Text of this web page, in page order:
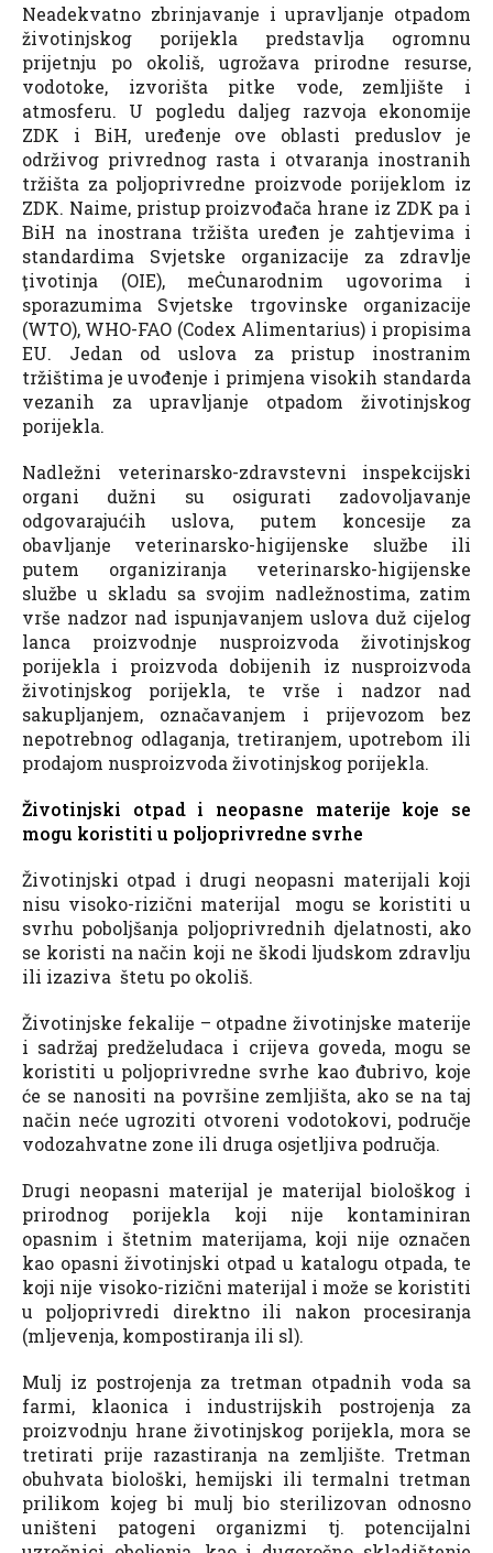
Neadekvatno zbrinjavanje i upravljanje otpadom
životinjskog porijekla predstavlja ogromnu
prijetnju po okoliš, ugrožava prirodne resurse,
vodotoke, izvorišta pitke vode, zemljište i
atmosferu. U pogledu daljeg razvoja ekonomije
ZDK i BiH, uređenje ove oblasti preduslov je
održivog privrednog rasta i otvaranja inostranih
tržišta za poljoprivredne proizvode porijeklom iz
ZDK. Naime, pristup proizvođača hrane iz ZDK pa i
BiH na inostrana tržišta uređen je zahtjevima i
standardima Svjetske organizacije za zdravlje
ţivotinja (OIE), meĊunarodnim ugovorima i
sporazumima Svjetske trgovinske organizacije
(WTO), WHO-FAO (Codex Alimentarius) i propisima
EU. Jedan od uslova za pristup inostranim
tržištima je uvođenje i primjena visokih standarda
vezanih za upravljanje otpadom životinjskog
porijekla.
Nadležni veterinarsko-zdravstevni inspekcijski
organi dužni su osigurati zadovoljavanje
odgovarajućih uslova, putem koncesije za
obavljanje veterinarsko-higijenske službe ili
putem organiziranja veterinarsko-higijenske
službe u skladu sa svojim nadležnostima, zatim
vrše nadzor nad ispunjavanjem uslova duž cijelog
lanca proizvodnje nusproizvoda životinjskog
porijekla i proizvoda dobijenih iz nusproizvoda
životinjskog porijekla, te vrše i nadzor nad
sakupljanjem, označavanjem i prijevozom bez
nepotrebnog odlaganja, tretiranjem, upotrebom ili
prodajom nusproizvoda životinjskog porijekla.
Životinjski otpad i neopasne materije koje se
mogu koristiti u poljoprivredne svrhe
Životinjski otpad i drugi neopasni materijali koji
nisu visoko-rizični materijal mogu se koristiti u
svrhu poboljšanja poljoprivrednih djelatnosti, ako
se koristi na način koji ne škodi ljudskom zdravlju
ili izaziva štetu po okoliš.
Životinjske fekalije – otpadne životinjske materije
i sadržaj predželudaca i crijeva goveda, mogu se
koristiti u poljoprivredne svrhe kao đubrivo, koje
će se nanositi na površine zemljišta, ako se na taj
način neće ugroziti otvoreni vodotokovi, područje
vodozahvatne zone ili druga osjetljiva područja.
Drugi neopasni materijal je materijal biološkog i
prirodnog porijekla koji nije kontaminiran
opasnim i štetnim materijama, koji nije označen
kao opasni životinjski otpad u katalogu otpada, te
koji nije visoko-rizični materijal i može se koristiti
u poljoprivredi direktno ili nakon procesiranja
(mljevenja, kompostiranja ili sl).
Mulj iz postrojenja za tretman otpadnih voda sa
farmi, klaonica i industrijskih postrojenja za
proizvodnju hrane životinjskog porijekla, mora se
tretirati prije razastiranja na zemljište. Tretman
obuhvata biološki, hemijski ili termalni tretman
prilikom kojeg bi mulj bio sterilizovan odnosno
uništeni patogeni organizmi tj. potencijalni